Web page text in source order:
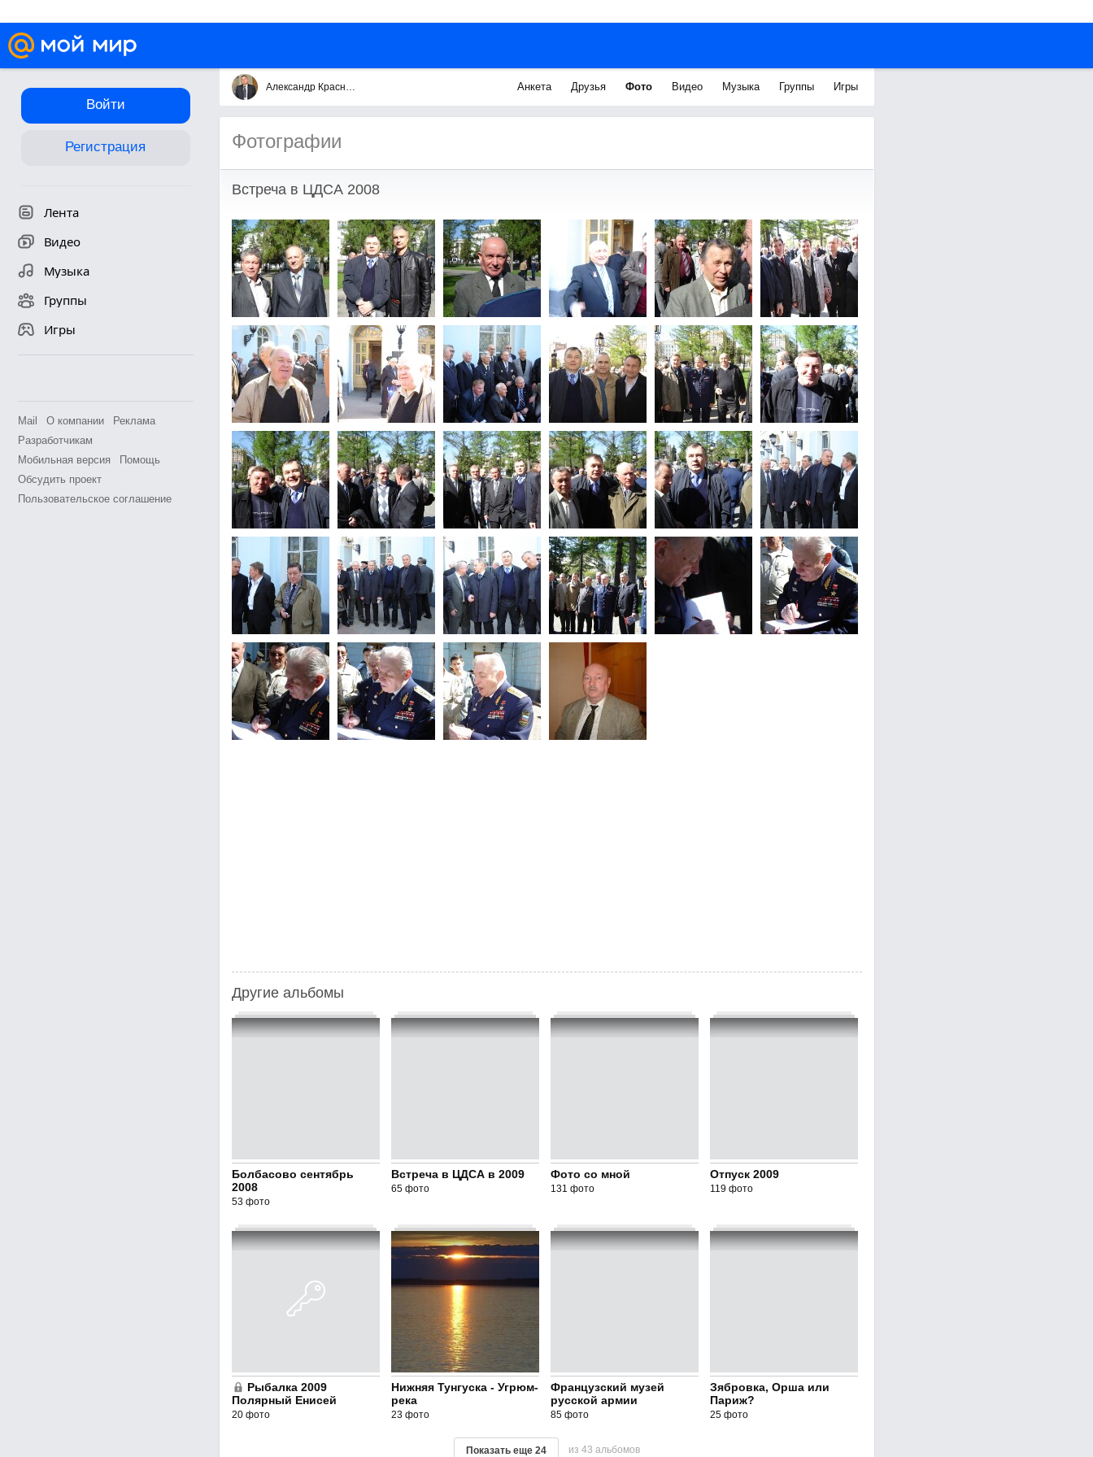
Войти
Регистрация
Лента
Видео
Музыка
Группы
Игры
Mail О компании
Реклама
Разработчикам
Мобильная версия
Помощь
Обсудить проект
Пользовательское соглашение
Александр Краснянский Анкета Друзья Фото Видео Музыка Группы Игры
Фотографии
Встреча в ЦДСА 2008
Другие альбомы
Болбасово сентябрь
2008
53 фото
Встреча в ЦДСА в 2009
65 фото
Фото со мной
131 фото
Отпуск 2009
119 фото
Рыбалка 2009
Полярный Енисей
20 фото
Нижняя Тунгуска - Угрюм-
река
23 фото
Французский музей
русской армии
85 фото
Зябровка, Орша или
Париж?
25 фото
Показать еще 24 из 43 альбомов